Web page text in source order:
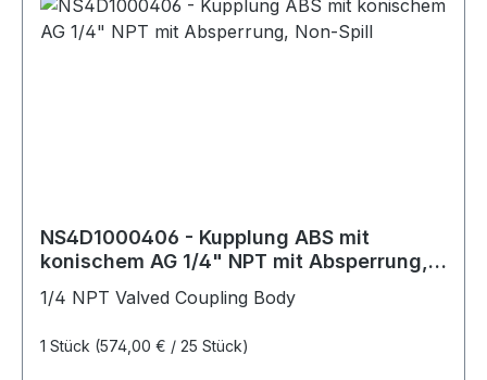
NS4D1000406 - Kupplung ABS mit
konischem AG 1/4" NPT mit Absperrung,
1/4 NPT Valved Coupling Body
1 Stück (574,00 € / 25 Stück)